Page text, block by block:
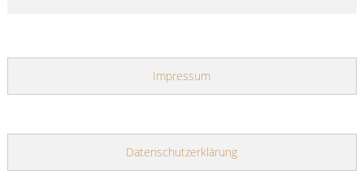
Impressum
Datenschutzerklärung